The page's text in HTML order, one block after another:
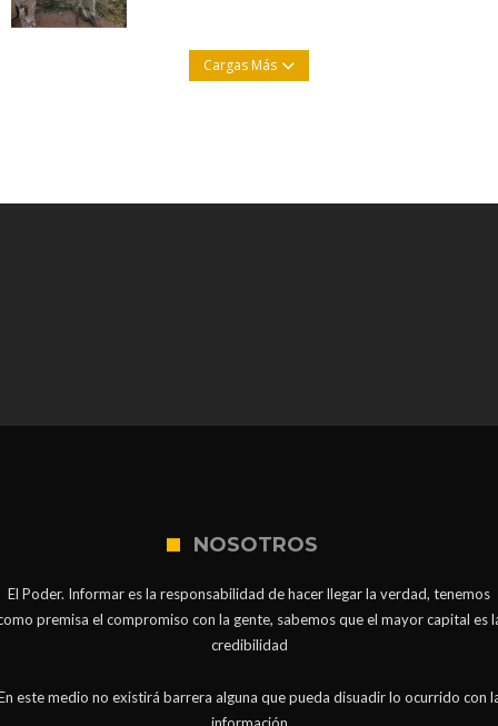
Cargas Más
NOSOTROS
El Poder. Informar es la responsabilidad de hacer llegar la verdad, tenemos
premisa el compromiso con la gente, sabemos que el mayor capital es
credibilidad
este medio no existirá barrera alguna que pueda disuadir lo ocurrido con